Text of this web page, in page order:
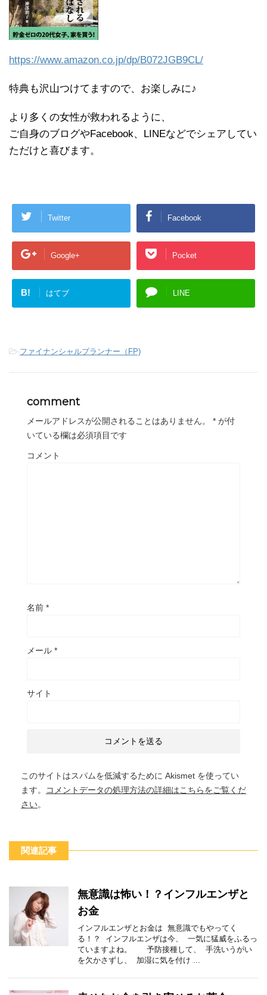
https://www.amazon.co.jp/dp/B072JGB9CL/
特典も沢山つけてますので、お楽しみに♪
より多くの女性が救われるように、
ご自身のブログやFacebook、LINEなどでシェアしてい
ただけと喜びます。
Twitter Facebook
Google+ Pocket
B! はてブ LINE
-ファイナンシャルプランナー（FP)
comment
メールアドレスが公開されることはありません。 * が付
いている欄は必須項目です
コメント
名前 *
メール *
サイト
このサイトはスパムを低減するために Akismet を使ってい
ます。
コメントデータの処理方法の詳細はこちらをご覧くだ
さい。
関連記事
無意識は怖い！？インフルエンザと
お金
インフルエンザとお金は 無意識でもやってく
る！？ インフルエンザは今、 一気に猛威をふるっ
ていますよね。 予防接種して、 手洗いうがい
を欠かさずし、 加湿に気を付け ...